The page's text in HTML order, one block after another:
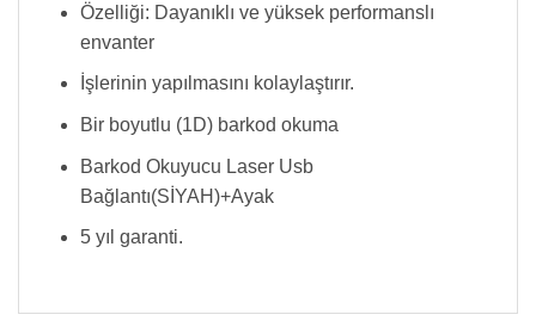
Özelliği: Dayanıklı ve yüksek performanslı
envanter
İşlerinin yapılmasını kolaylaştırır.
Bir boyutlu (1D) barkod okuma
Barkod Okuyucu Laser Usb
Bağlantı(SİYAH)+Ayak
5 yıl garanti.